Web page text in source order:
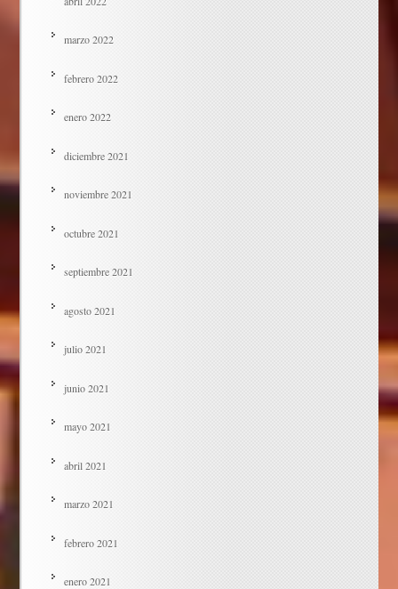
marzo 2022
febrero 2022
enero 2022
diciembre 2021
noviembre 2021
octubre 2021
septiembre 2021
agosto 2021
julio 2021
junio 2021
mayo 2021
abril 2021
marzo 2021
febrero 2021
enero 2021